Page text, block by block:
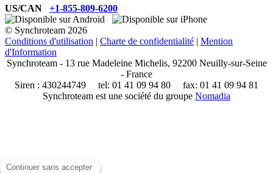
US/CAN +1-855-809-6200
© Synchroteam 2026
Conditions d'utilisation | Charte de confidentialité | Mention
d'Information
Synchroteam - 13 rue Madeleine Michelis, 92200 Neuilly-sur-Seine
- France
Siren : 430244749 tel: 01 41 09 94 80 fax: 01 41 09 94 81
Synchroteam est une société du groupe Nomadia